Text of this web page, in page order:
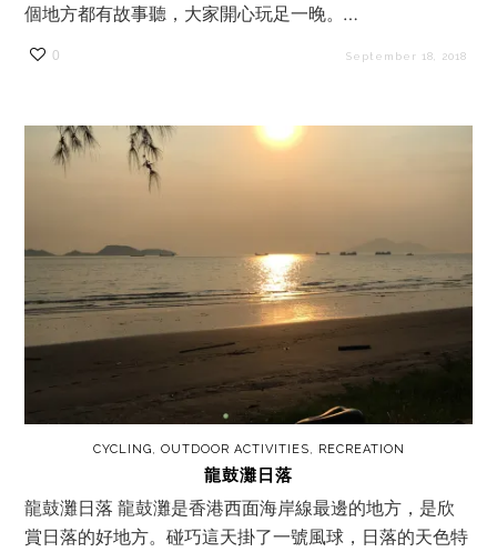
個地方都有故事聽，大家開心玩足一晚。…
0 September 18, 2018
CYCLING, OUTDOOR ACTIVITIES, RECREATION
龍鼓灘日落
龍鼓灘日落 龍鼓灘是香港西面海岸線最邊的地方，是欣
賞日落的好地方。碰巧這天掛了一號風球，日落的天色特